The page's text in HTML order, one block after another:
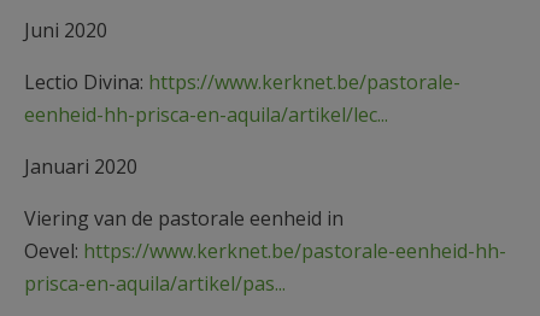
Juni 2020
Lectio Divina: https://www.kerknet.be/pastorale-
eenheid-hh-prisca-en-aquila/artikel/lec...
Januari 2020
Viering van de pastorale eenheid in
Oevel: https://www.kerknet.be/pastorale-eenheid-hh-
prisca-en-aquila/artikel/pas...